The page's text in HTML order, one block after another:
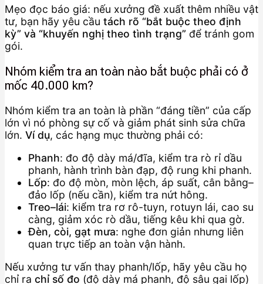
Mẹo đọc báo giá: nếu xưởng đề xuất thêm nhiều vật
tư, bạn hãy yêu cầu tách rõ “bắt buộc theo định
kỳ” và “khuyến nghị theo tình trạng” để tránh gom
gói.
Nhóm kiểm tra an toàn nào bắt buộc phải có ở
mốc 40.000 km?
Nhóm kiểm tra an toàn là phần “đáng tiền” của cấp
lớn vì nó phòng sự cố và giảm phát sinh sửa chữa
lớn. Ví dụ, các hạng mục thường phải có:
Phanh: đo độ dày má/đĩa, kiểm tra rò rỉ dầu
phanh, hành trình bàn đạp, độ rung khi phanh.
Lốp: đo độ mòn, mòn lệch, áp suất, cân bằng–
đảo lốp (nếu cần), kiểm tra nứt hông.
Treo–lái: kiểm tra rơ rô-tuyn, rotuyn lái, cao su
càng, giảm xóc rò dầu, tiếng kêu khi qua gờ.
Đèn, còi, gạt mưa: nghe đơn giản nhưng liên
quan trực tiếp an toàn vận hành.
Nếu xưởng tư vấn thay phanh/lốp, hãy yêu cầu họ
chỉ ra chỉ số đo (độ dày má phanh, độ sâu gai lốp)